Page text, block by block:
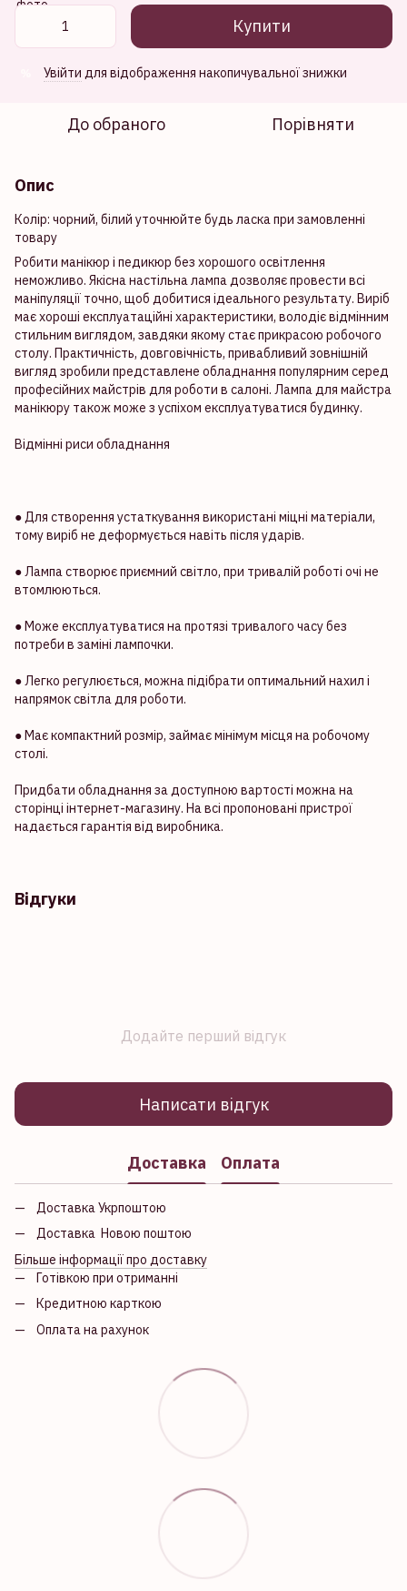
Купити
Увійти для відображення накопичувальної знижки
До обраного Порівняти
Опис
Колір: чорний, білий уточнюйте будь ласка при замовленні
товару
Робити манікюр і педикюр без хорошого освітлення
неможливо. Якісна настільна лампа дозволяє провести всі
маніпуляції точно, щоб добитися ідеального результату. Виріб
має хороші експлуатаційні характеристики, володіє відмінним
стильним виглядом, завдяки якому стає прикрасою робочого
столу. Практичність, довговічність, привабливий зовнішній
вигляд зробили представлене обладнання популярним серед
професійних майстрів для роботи в салоні. Лампа для майстра
манікюру також може з успіхом експлуатуватися будинку.
Відмінні риси обладнання
● Для створення устаткування використані міцні матеріали,
тому виріб не деформується навіть після ударів.
● Лампа створює приємний світло, при тривалій роботі очі не
втомлюються.
● Може експлуатуватися на протязі тривалого часу без
потреби в заміні лампочки.
● Легко регулюється, можна підібрати оптимальний нахил і
напрямок світла для роботи.
● Має компактний розмір, займає мінімум місця на робочому
столі.
Придбати обладнання за доступною вартості можна на
сторінці інтернет-магазину. На всі пропоновані пристрої
надається гарантія від виробника.
Відгуки
Додайте перший відгук
Написати відгук
Доставка Оплата
Доставка Укрпоштою
Доставка Новою поштою
Більше інформації про доставку
Готівкою при отриманні
Кредитною карткою
Оплата на рахунок